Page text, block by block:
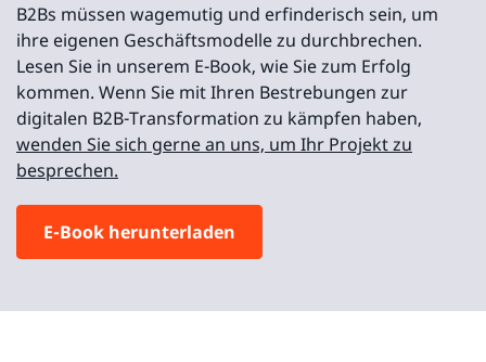
B2Bs müssen wagemutig und erfinderisch sein, um
ihre eigenen Geschäftsmodelle zu durchbrechen.
Lesen Sie in unserem E-Book, wie Sie zum Erfolg
kommen. Wenn Sie mit Ihren Bestrebungen zur
digitalen B2B-Transformation zu kämpfen haben,
wenden Sie sich gerne an uns, um Ihr Projekt zu
besprechen.
E-Book herunterladen